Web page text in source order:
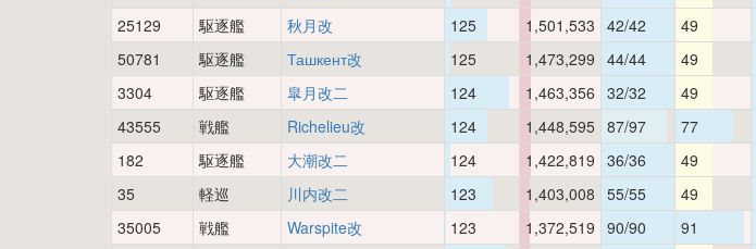
25129
駆逐艦 秋月改 125 1,501,533 42/42 49
50781
駆逐艦 Ташкент改 125 1,473,299 44/44 49
3304
駆逐艦 皐月改二 124 1,463,356 32/32 49
43555
戦艦 Richelieu改 124 1,448,595 87/97 77
182
駆逐艦 大潮改二 124 1,422,819 36/36 49
35
軽巡 川内改二 123 1,403,008 55/55 49
35005
戦艦 Warspite改 123 1,372,519 90/90 91